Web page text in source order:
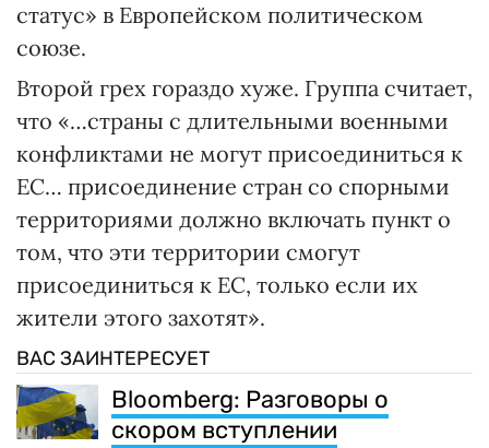
статус» в Европейском политическом
союзе.
Второй грех гораздо хуже. Группа считает,
что «…страны с длительными военными
конфликтами не могут присоединиться к
ЕС… присоединение стран со спорными
территориями должно включать пункт о
том, что эти территории смогут
присоединиться к ЕС, только если их
жители этого захотят».
ВАС ЗАИНТЕРЕСУЕТ
Bloomberg: Разговоры о
скором вступлении